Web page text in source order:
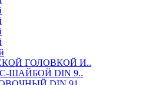
ГОЛОВКОЙ И..
ШАЙБОЙ DIN 9..